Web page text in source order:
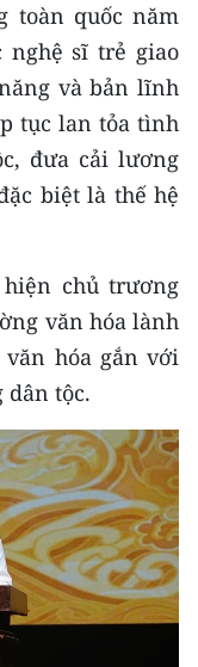
toàn quốc năm
nghệ sĩ trẻ giao
và bản lĩnh
tục lan tỏa tình
đưa cải lương
biệt là thế hệ
chủ trương
văn hóa lành
hóa gắn với
dân tộc.